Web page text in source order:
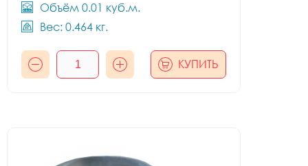
Объём 0.01 куб.м.
Вес: 0.464 кг.
КУПИТЬ